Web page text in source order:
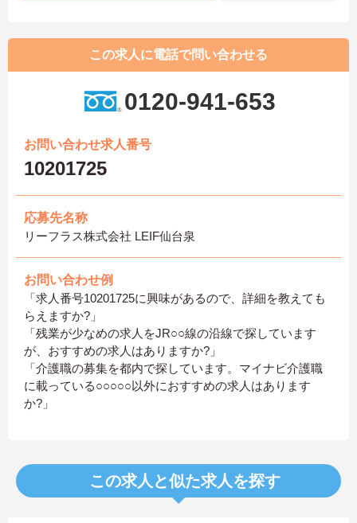
この求人に電話で問い合わせる
0120-941-653
お問い合わせ求人番号
10201725
応募先名称
リーフラス株式会社 LEIF仙台泉
お問い合わせ例
「求人番号10201725に興味があるので、詳細を教えても
らえますか?」
「残業が少なめの求人をJR○○線の沿線で探しています
が、おすすめの求人はありますか?」
「介護職の募集を都内で探しています。マイナビ介護職
に載っている○○○○○以外におすすめの求人はあります
か?」
この求人と似た求人を探す